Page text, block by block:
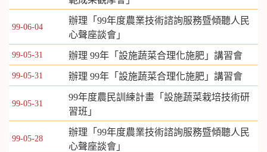
99-06-04
辦理「99年度農業技術諮詢服務暨傾聽人民
心聲座談會」
99-05-31 辦理 99年「設施蔬菜合理化施肥」講習會
99-05-31 辦理 99年「設施蔬菜合理化施肥」講習會
99-05-31
99年度農民訓練計畫「設施蔬菜栽培技術研
習班」
99-05-28
辦理「99年度農業技術諮詢服務暨傾聽人民
心聲座談會」